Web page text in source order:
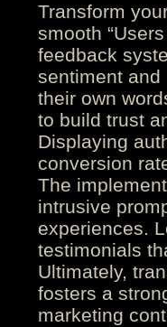
Transform
smooth
feedback
sentiment and
their own
to build trust
Displaying
conversion
The
intrusive
experiences.
testimonials
Ultimately,
fosters a
marketing